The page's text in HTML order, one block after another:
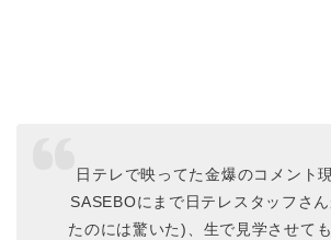
日テレで映ってた金爆のコメント
SASEBOにまで日テレスタッフさ
たのには驚いた)、生で見学させて